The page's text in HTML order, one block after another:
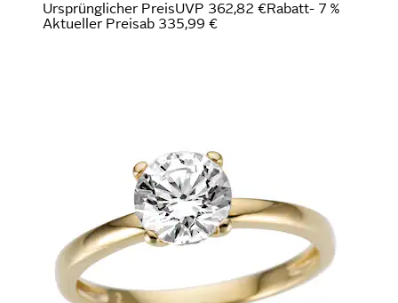
Ursprünglicher PreisUVP 362,82 €Rabatt- 7 %
Aktueller Preisab 335,99 €